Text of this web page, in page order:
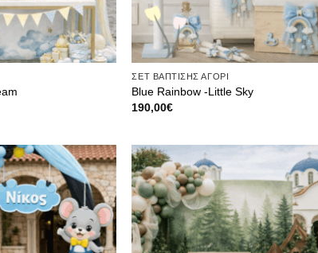
ΣΕΤ ΒΑΠΤΙΣΗΣ ΑΓΟΡΙ
Blue Rainbow -Little Sky
190,00€
Πρόσθήκη
στην λίστα
επιθυμιών
Πρόσθήκη
στην λίστα
επιθυμιών